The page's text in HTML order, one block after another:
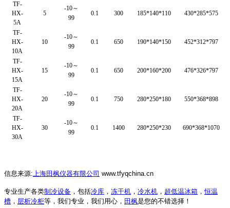
TF-
HX-
5A
5
-10～
99
0.1 300 185*140*110 430*285*575
TF-
HX-
10A
10
-10～
99
0.1 650 190*140*150 452*312*797
TF-
HX-
15A
15
-10～
99
0.1 650 200*160*200 476*326*797
TF-
HX-
20A
20
-10～
99
0.1 750 280*250*180 550*368*898
TF-
HX-
30A
30
-10～
99
0.1 1400 280*250*230 690*368*1070
信息来源:上海田枫仪器有限公司 www.tfyqchina.cn
专业生产各类制冷设备 ，包括冷库 ， 冻干机 ， 冷水机 ， 超低温冰箱 ，恒温
槽 ， 层析冷柜等，我们专业，我们用心， 田枫是您的不错选择！